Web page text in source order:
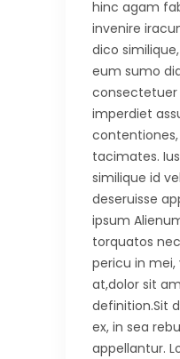
hinc agam
invenire
dico
eum sumo
consectetuer
imperdiet
tacimates.
similique id
deseruisse
ipsum
torquatos
pericu in mei,
at,dolor sit
definition.Sit
ex, in sea
appellantur.